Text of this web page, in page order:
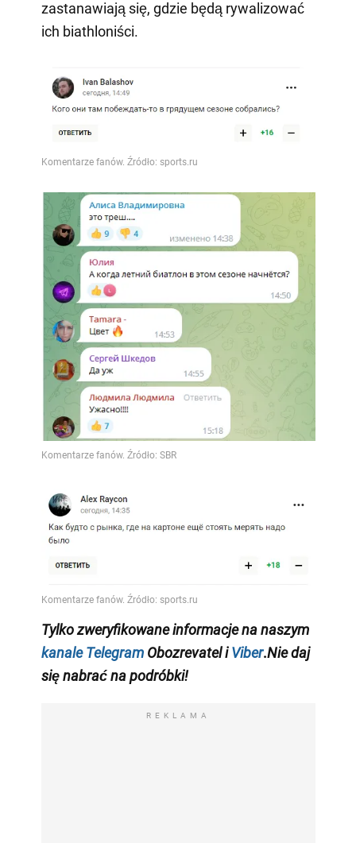
zastanawiają się, gdzie będą rywalizować
ich biathloniści.
Tylkozweryfikowane informacje na naszym
kanale TelegramObozrevatel iViber.Nie daj
się nabrać na podróbki!
REKLAMA